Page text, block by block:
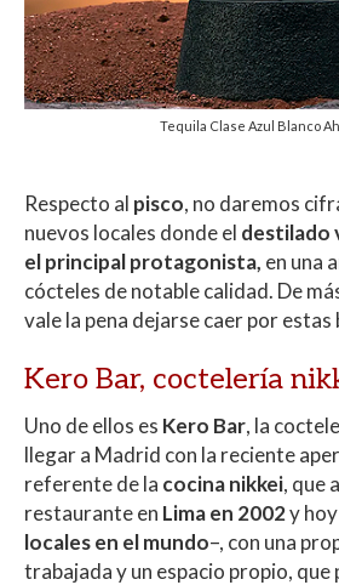
Tequila Clase Azul Blanco
Respecto al pisco, no daremos
nuevos locales donde el destilado
el principal protagonista, en una
cócteles de notable calidad. De
vale la pena dejarse caer por estas
Kero Bar, coctelería
Uno de ellos es Kero Bar, la
llegar a Madrid con la reciente
referente de la cocina nikkei, que
restaurante en Lima en 2002y
locales en el mundo–, con una
trabajada y un espacio propio, que